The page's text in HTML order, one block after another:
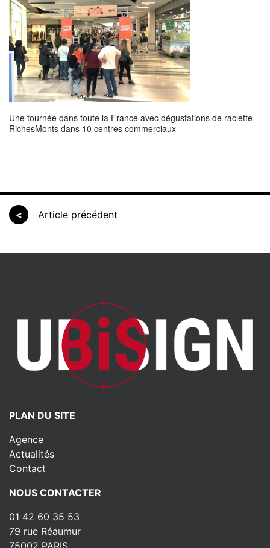
Une tournée dans toute la France avec dégustations de raclette
RichesMonts dans 10 centres commerciaux
< Article précédent
PLAN DU SITE
Agence
Actualités
Contact
NOUS CONTACTER
01 42 60 35 53
79 rue Réaumur